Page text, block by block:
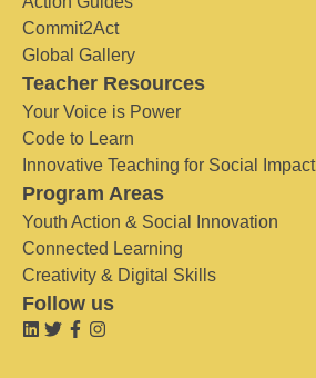
Commit2Act
Global Gallery
Teacher Resources
Your Voice is Power
Code to Learn
Innovative Teaching for Social Impact
Program Areas
Youth Action & Social Innovation
Connected Learning
Creativity & Digital Skills
Follow us